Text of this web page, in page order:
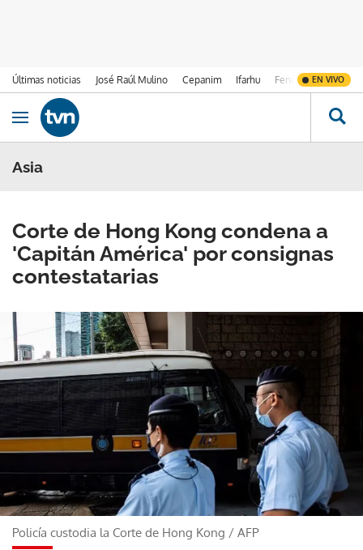
Últimas noticias José Raúl Mulino Cepanim Ifarhu Fenómeno de El
EN VIVO
Ir al contenido
Obrir navegació
Asia
Corte de Hong Kong condena a
'Capitán América' por consignas
contestatarias
Policía custodia la Corte de Hong Kong / AFP